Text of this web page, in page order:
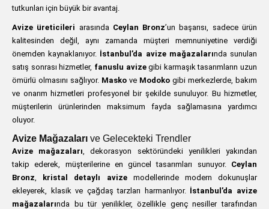
tutkunları için büyük bir avantaj.
Avize üreticileri arasında Ceylan Bronz’un başarısı, sadece ürün
kalitesinden değil, aynı zamanda müşteri memnuniyetine verdiği
önemden kaynaklanıyor. İstanbul’da avize mağazalarında sunulan
satış sonrası hizmetler, fanuslu avizegibi karmaşık tasarımların uzun
ömürlü olmasını sağlıyor. Masko ve Modoko gibi merkezlerde, bakım
ve onarım hizmetleri profesyonel bir şekilde sunuluyor. Bu hizmetler,
müşterilerin ürünlerinden maksimum fayda sağlamasına yardımcı
oluyor.
Avize Mağazaları ve Gelecekteki Trendler
Avize mağazaları, dekorasyon sektöründeki yenilikleri yakından
takip ederek, müşterilerine en güncel tasarımları sunuyor. Ceylan
Bronz, kristal detaylı avizemodellerinde modern dokunuşlar
ekleyerek, klasik ve çağdaş tarzları harmanlıyor. İstanbul’da avize
mağazalarında bu tür yenilikler, özellikle genç nesiller tarafından